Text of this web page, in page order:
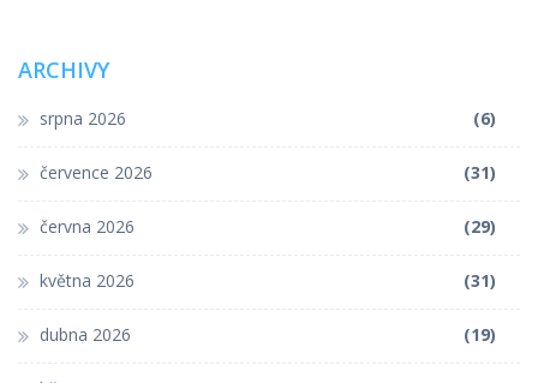
ARCHIVY
srpna 2026 (6)
července 2026 (31)
června 2026 (29)
května 2026 (31)
dubna 2026 (19)